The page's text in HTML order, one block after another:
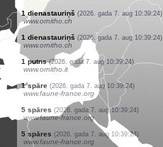
1 dienastauriņš (2026. gada 7. aug 10:39:27)
www.ornitho.ch
1 dienastauriņš (2026. gada 7. aug 10:39:27)
www.ornitho.ch
2 putni (2026. gada 7. aug 10:39:26)
www.faune-france.org
1 dienastauriņš (2026. gada 7. aug 10:39:26)
www.ornitho.ch
2 dienastauriņi (2026. gada 7. aug 10:39:25)
www.ornitho.ch
2 dienastauriņi (2026. gada 7. aug 10:39:25)
www.ornitho.ch